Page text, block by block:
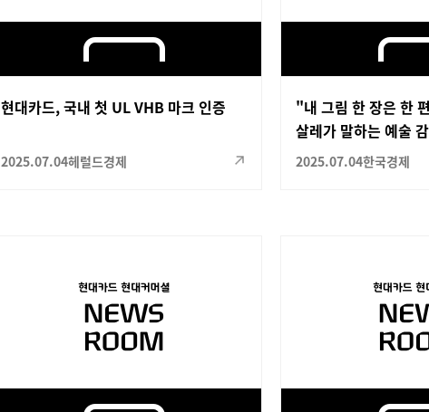
현대카드, 국내 첫 UL VHB 마크 인증
2025.07.04헤럴드경제
"내 그림 한 장은 한
살레가 말하는 예술
2025.07.04한국경제